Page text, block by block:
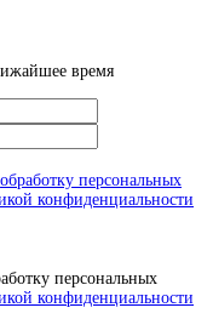
время
обработку персональных
конфиденциальности
персональных
конфиденциальности